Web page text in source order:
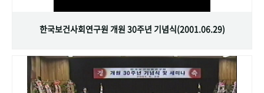
한국보건사회연구원 개원 30주년 기념식(2001.06.29)